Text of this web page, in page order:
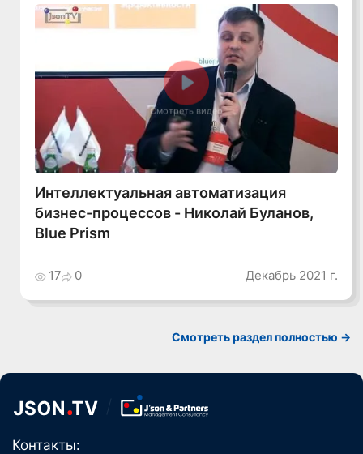
Смотреть видео
Интеллектуальная автоматизация
бизнес-процессов - Николай Буланов,
Blue Prism
17 0 Декабрь 2021 г.
Смотреть раздел полностью ->
Контакты: